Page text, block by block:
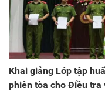
Khai giảng Lớp tập
phiên tòa cho Điều tra